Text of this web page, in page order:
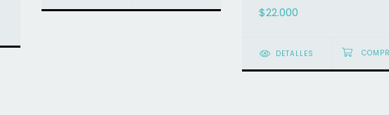
$22.000
DETALLES